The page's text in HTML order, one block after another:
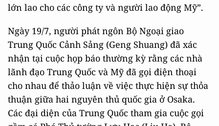
lớn lao cho các công ty và người lao động Mỹ”.
Ngày 19/7, người phát ngôn Bộ Ngoại giao
Trung Quốc Cảnh Sảng (Geng Shuang) đã xác
nhận tại cuộc họp báo thường kỳ rằng các nhà
lãnh đạo Trung Quốc và Mỹ đã gọi điện thoại
cho nhau để thảo luận về việc thực hiện sự thỏa
thuận giữa hai nguyên thủ quốc gia ở Osaka.
Các đại diện của Trung Quốc tham gia cuộc gọi